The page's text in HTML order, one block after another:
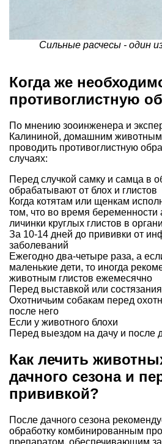
Сильные расчесы - один
Когда же
противоглистную
По мнению зооинженера и
Калининой, домашним животным
проводить противоглистную
случаях:
Перед случкой самку и самца в
обрабатывают от блох и глистов
Когда котятам или щенкам
том, что во время беременности
личинки круглых глистов в
За 10-14 дней до прививки от
заболеваний
Ежегодно два-четыре раза, а
маленькие дети, то иногда
животным глистов ежемесячно
Перед выставкой или
Охотничьим собакам перед
после него
Если у животного блохи
Перед выездом на дачу и после
Как лечить
дачного сезона и
прививкой?
После дачного сезона
обработку комбинированным
препаратом, обеспечивающим